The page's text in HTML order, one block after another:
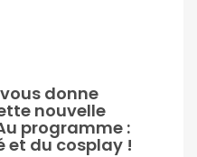
donne
nouvelle
programme :
et du cosplay !